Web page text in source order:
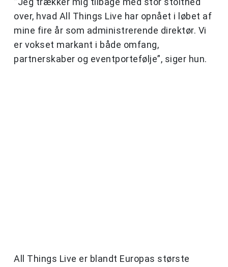
over, hvad All Things Live har opnået i løbet af
mine fire år som administrerende direktør. Vi
er vokset markant i både omfang,
partnerskaber og eventportefølje”, siger hun.
All Things Live er blandt Europas største